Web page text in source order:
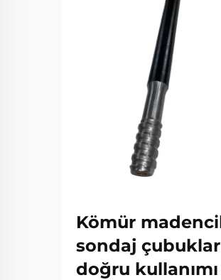
Kömür
sondaj
doğru kullanımı